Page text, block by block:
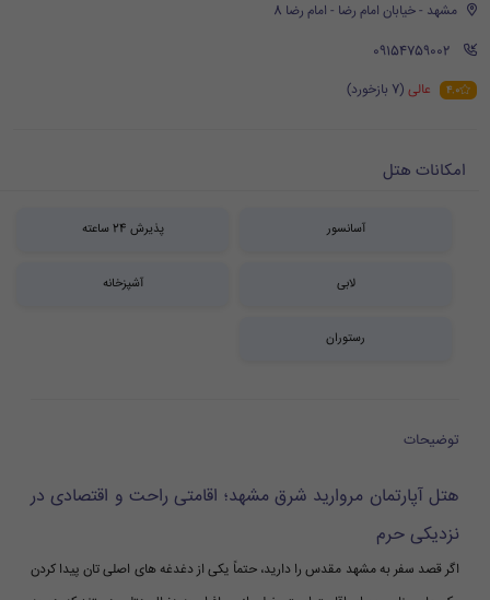
مشهد - خیابان امام رضا - امام رضا 8
‪ 09154759002
4.0 عالی (7 بازخورد)
امکانات هتل
آسانسور پذیرش 24 ساعته
لابی آشپزخانه
رستوران
توضیحات
هتل آپارتمان مروارید شرق مشهد؛ اقامتی راحت و اقتصادی در
نزدیکی حرم
اگر قصد سفر به مشهد مقدس را دارید، حتماً یکی از دغدغه های اصلی تان پیدا کردن